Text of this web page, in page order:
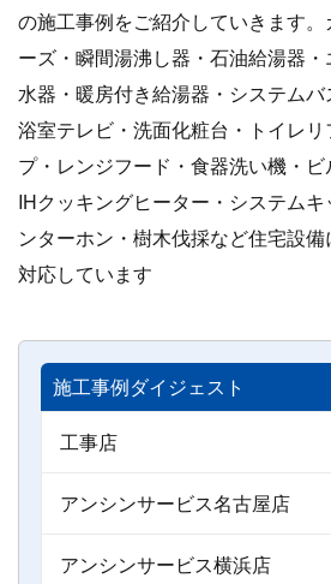
の施工事例をご紹介していきます
ーズ・瞬間湯沸し器・石油給湯器
水器・暖房付き給湯器・システムバ
浴室テレビ・洗面化粧台・トイレ
プ・レンジフード・食器洗い機・ビ
IHクッキングヒーター・システム
ンターホン・樹木伐採など住宅設
対応しています
施工事例ダイジェスト
工事店
アンシンサービス名古屋店
アンシンサービス横浜店